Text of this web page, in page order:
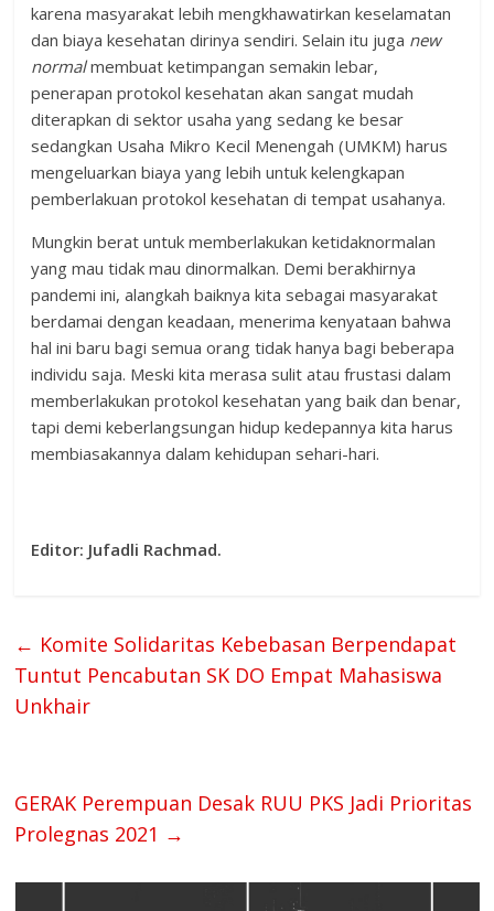
karena masyarakat lebih mengkhawatirkan keselamatan
dan biaya kesehatan dirinya sendiri. Selain itu juga new
normalmembuat ketimpangan semakin lebar,
penerapan protokol kesehatan akan sangat mudah
diterapkan di sektor usaha yang sedang ke besar
sedangkan Usaha Mikro Kecil Menengah (UMKM) harus
mengeluarkan biaya yang lebih untuk kelengkapan
pemberlakuan protokol kesehatan di tempat usahanya.
Mungkin berat untuk memberlakukan ketidaknormalan
yang mau tidak mau dinormalkan. Demi berakhirnya
pandemi ini, alangkah baiknya kita sebagai masyarakat
berdamai dengan keadaan, menerima kenyataan bahwa
hal ini baru bagi semua orang tidak hanya bagi beberapa
individu saja. Meski kita merasa sulit atau frustasi dalam
memberlakukan protokol kesehatan yang baik dan benar,
tapi demi keberlangsungan hidup kedepannya kita harus
membiasakannya dalam kehidupan sehari-hari.
Editor: Jufadli Rachmad.
← Komite Solidaritas Kebebasan Berpendapat
Tuntut Pencabutan SK DO Empat Mahasiswa
Unkhair
GERAK Perempuan Desak RUU PKS Jadi Prioritas
Prolegnas 2021 →